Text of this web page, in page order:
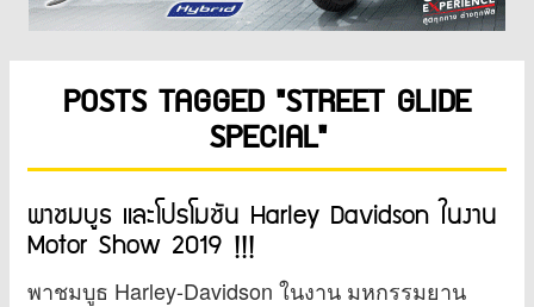
POSTS TAGGED "STREET GLIDE
SPECIAL"
พาชมบูธ และโปรโมชัน Harley Davidson ในงาน
Motor Show 2019 !!!
พาชมบูธ Harley-Davidson ในงาน มหกรรมยาน